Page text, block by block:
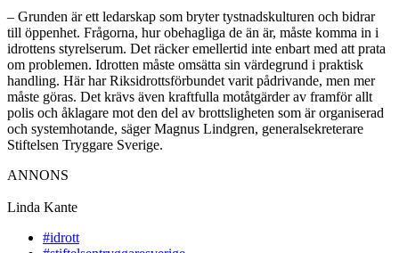
– Grunden är ett ledarskap som bryter tystnadskulturen och bidrar
till öppenhet. Frågorna, hur obehagliga de än är, måste komma in i
idrottens styrelserum. Det räcker emellertid inte enbart med att prata
om problemen. Idrotten måste omsätta sin värdegrund i praktisk
handling. Här har Riksidrottsförbundet varit pådrivande, men mer
måste göras. Det krävs även kraftfulla motåtgärder av framför allt
polis och åklagare mot den del av brottsligheten som är organiserad
och systemhotande, säger Magnus Lindgren, generalsekreterare
Stiftelsen Tryggare Sverige.
ANNONS
Linda Kante
#idrott